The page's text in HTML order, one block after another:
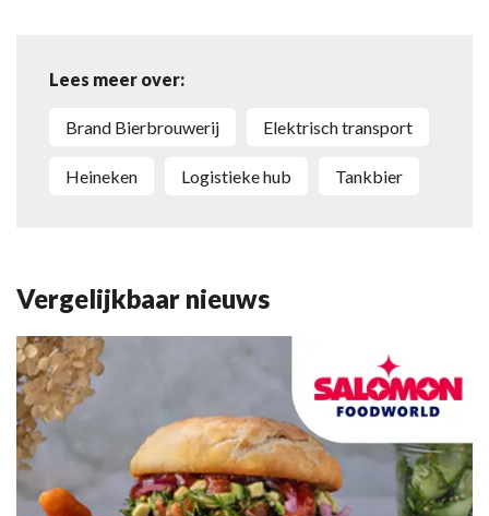
Lees meer over:
Brand Bierbrouwerij elektrisch transport
Heineken Logistieke hub tankbier
Vergelijkbaar nieuws